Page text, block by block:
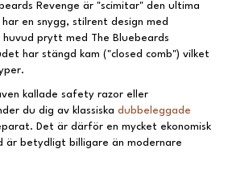
Revenge är "scimitar" den ultima
en snygg, stilrent design med
prytt med The Bluebeards
har stängd kam ("closed comb") vilket
kallade safety razor eller
du dig av klassiska dubbeleggade
Det är därför en mycket ekonomisk
är betydligt billigare än modernare